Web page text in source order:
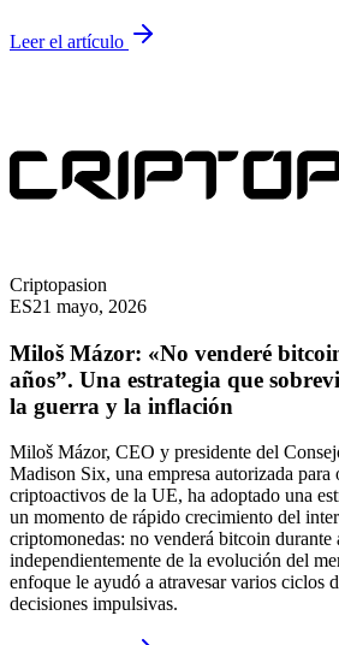
Leer el artículo
Criptopasion
ES21 mayo, 2026
Miloš Mázor: «No venderé
años”. Una estrategia que
la guerra y la inflación
Miloš Mázor, CEO y presidente del
Madison Six, una empresa autorizada para
criptoactivos de la UE, ha adoptado una
un momento de rápido crecimiento del
criptomonedas: no venderá bitcoin durante
independientemente de la evolución del
enfoque le ayudó a atravesar varios ciclos
decisiones impulsivas.